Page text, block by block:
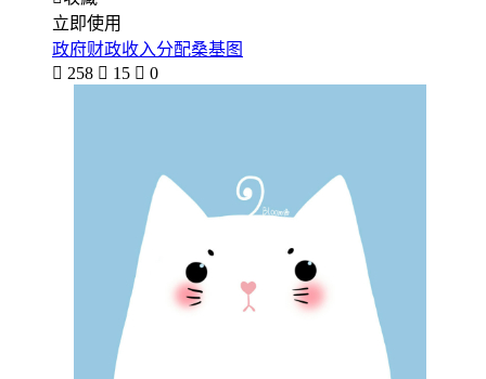
立即使用
政府财政收入分配桑基图
 258  15  0